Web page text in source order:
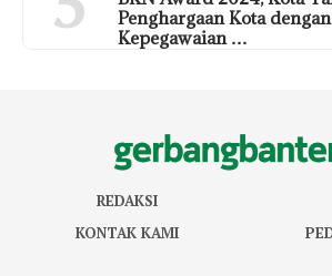
Penghargaan Kota
Kepegawaian …
REDAKSI
KONTAK KAMI